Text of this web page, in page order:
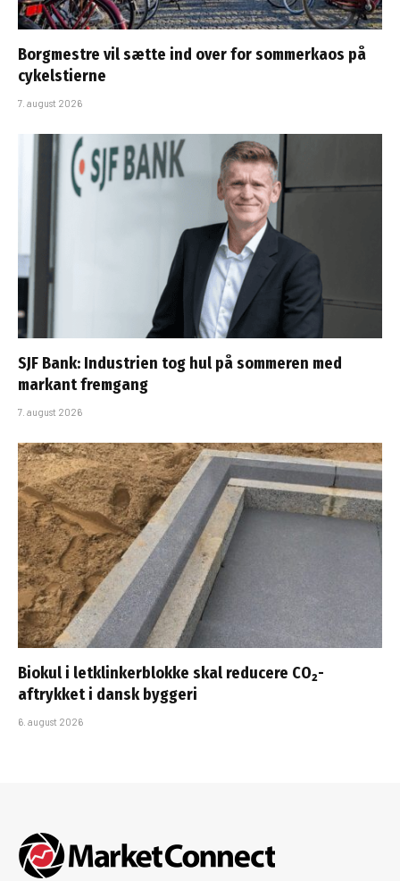
Borgmestre vil sætte ind over for sommerkaos på
cykelstierne
7. august 2026
SJF Bank: Industrien tog hul på sommeren med
markant fremgang
7. august 2026
Biokul i letklinkerblokke skal reducere CO₂-
aftrykket i dansk byggeri
6. august 2026